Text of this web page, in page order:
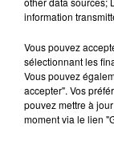
15 juillet 2026
BÉTHUNE:
Selon les
à des
information
Vous pouvez
sélectionnant les
Vous pouvez
accepter". Vos
pouvez mettre à
moment via le lien